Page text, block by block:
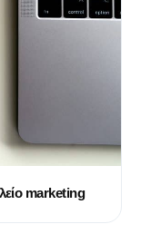
marketing